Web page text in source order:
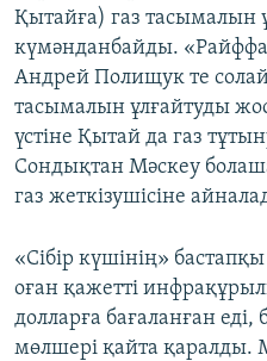
Қытайға) газ тасымалын
күмәнданбайды.
Андрей Полищук те
тасымалын ұлғайтуды
үстіне Қытай да газ
Сондықтан Мәскеу
газ жеткізушісіне
«Сібір күшінің»
оған қажетті
долларға бағаланған еді,
мөлшері қайта қаралды.